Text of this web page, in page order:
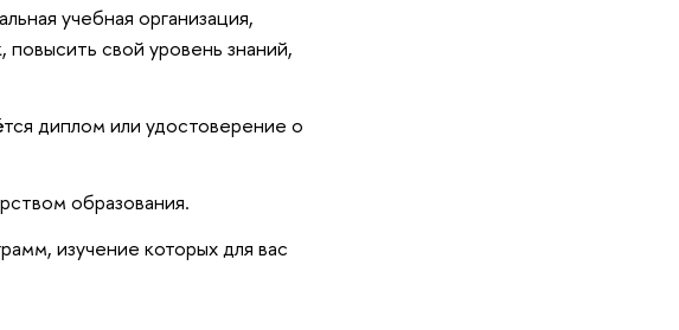
учебная организация,
свой уровень знаний,
диплом или удостоверение о
образования.
изучение которых для вас